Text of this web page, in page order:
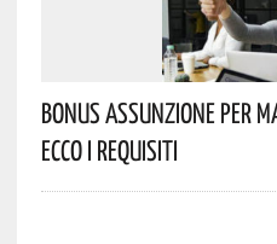
Bonus Assunzione Per
Ecco I Requisiti